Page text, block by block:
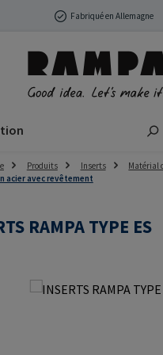
principalFabriqué en Allemagne
Produits Inserts
Matérial
acier avec revêtement
RAMPA TYPE ES
la galerie d'images